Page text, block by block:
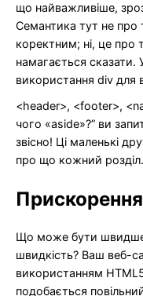
що найважливіше,
Семантика тут не про
коректним; ні, це про
намагається сказати.
використання div для
<header>, <footer>,
чого «aside»?” ви
звісно! Ці маленькі
про що кожний
Що може бути швидше
швидкість? Ваш веб-
використанням
подобається